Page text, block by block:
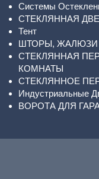
Системы
СТЕКЛЯННАЯ
Тент
ШТОРЫ,
СТЕКЛЯННАЯ
КОМНАТЫ
СТЕКЛЯННОЕ
Индустриальные
ВОРОТА ДЛЯ